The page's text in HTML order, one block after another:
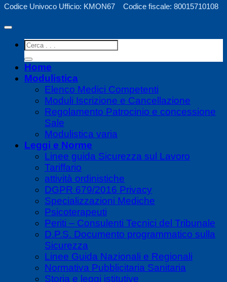
Codice Univoco Ufficio: KMON67 Codice fiscale: 80015710108
Home
Modulistica
Elenco Medici Competenti
Moduli Iscrizione e Cancellazione
Regolamento Patrocinio e concessione
Sale
Modulistica varia
Leggi e Norme
Linee guida Sicurezza sul Lavoro
Tariffario
attività ordinistiche
DGPR 679/2016 Privacy
Specializzazioni Mediche
Psicoterapeuti
Periti – Consulenti Tecnici del Tribunale
D.P.S. Documento programmatico sulla
Sicurezza
Linee Guida Nazionali e Regionali
Normativa Pubblicitaria Sanitaria
Storia e leggi istitutive